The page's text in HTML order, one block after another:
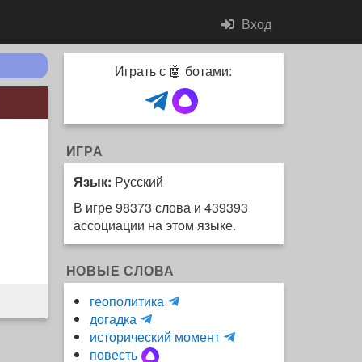
Вход
Играть с 🤖 ботами:
ИГРА
Язык: Русский
В игре 98373 слова и 439393
ассоциации на этом языке.
НОВЫЕ СЛОВА
геополитика
H
d
догадка
m
a
r
исторический момент
и
повесть